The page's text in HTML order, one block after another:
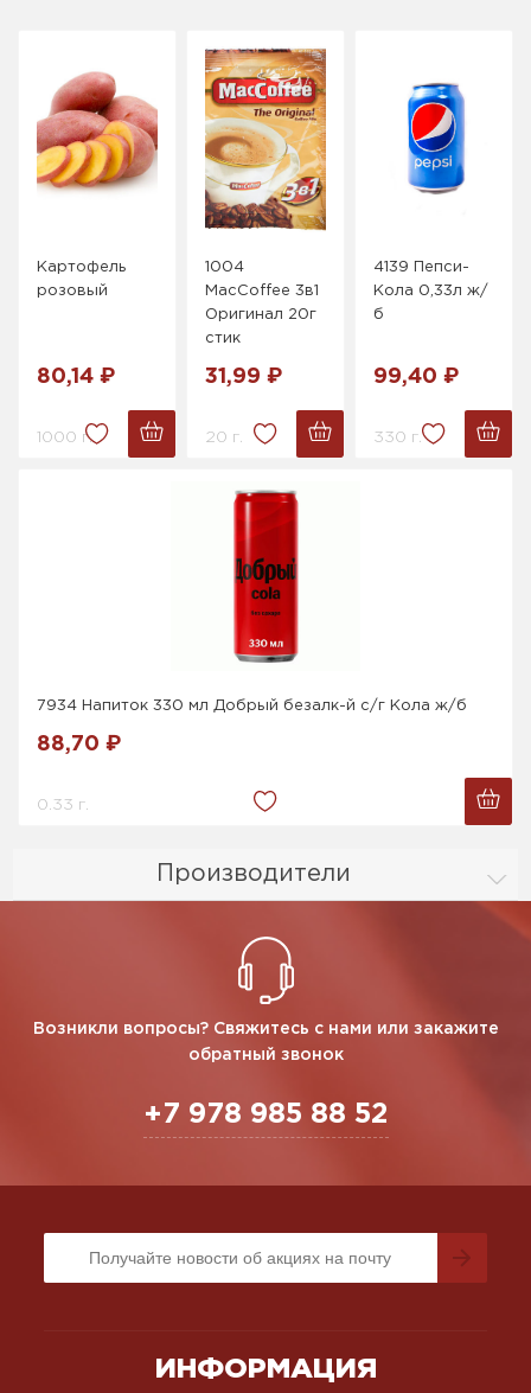
Производители
Картофель
розовый
80,14 ₽
1000 г.
1004
MacCoffee 3в1
Оригинал 20г
стик
31,99 ₽
20 г.
4139 Пепси-
Кола 0,33л ж/
б
99,40 ₽
330 г.
7934 Напиток 330 мл Добрый безалк-й с/г Кола ж/б
88,70 ₽
0.33 г.
Возникли вопросы? Свяжитесь с нами или закажите
обратный звонок
+7 978 985 88 52
ИНФОРМАЦИЯ